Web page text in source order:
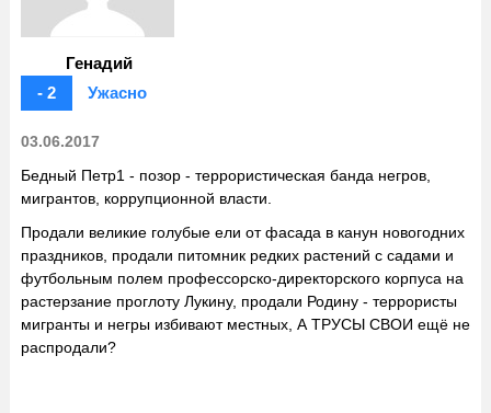
Генадий
- 2
Ужасно
03.06.2017
Бедный Петр1 - позор - террористическая банда негров,
мигрантов, коррупционной власти.
Продали великие голубые ели от фасада в канун новогодних
праздников, продали питомник редких растений с садами и
футбольным полем профессорско-директорского корпуса на
растерзание проглоту Лукину, продали Родину - террористы
мигранты и негры избивают местных, А ТРУСЫ СВОИ ещё не
распродали?